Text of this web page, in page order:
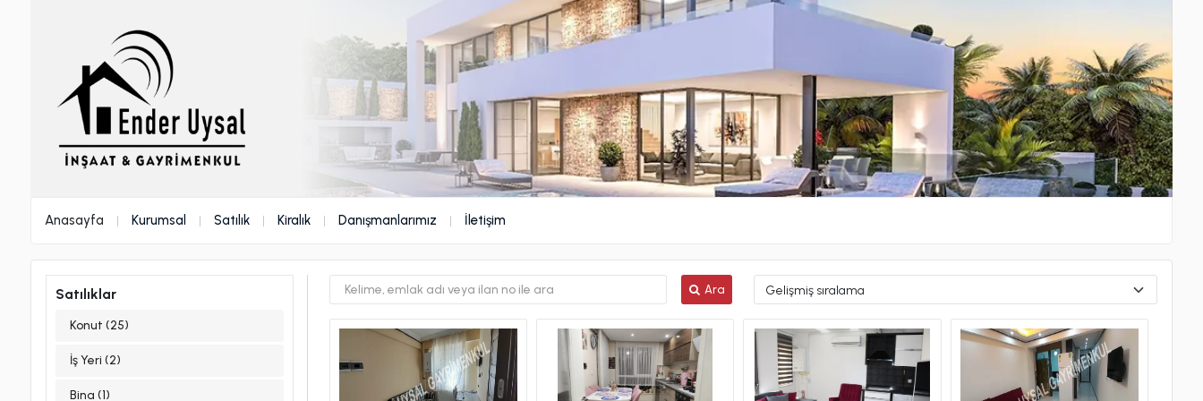
Anasayfa Kurumsal Satılık Kiralık Danışmanlarımız İletişim
Satılıklar
Konut (25)
İş Yeri (2)
Bina (1)
Ara